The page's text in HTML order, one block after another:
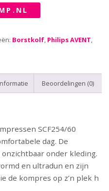
Borstkolf, Philips AVENT,
Beoordelingen (0)
SCF254/60
dag. De
onder kleding.
en ultradun en zijn
de kompres op z’n plek h